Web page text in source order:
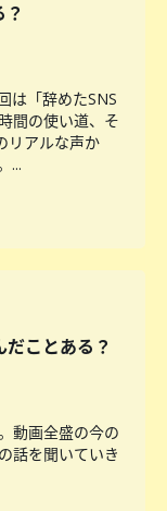
は「辞めたSNS
間の使い道、そ
リアルな声か
...
ことある？
動画全盛の今の
話を聞いていき